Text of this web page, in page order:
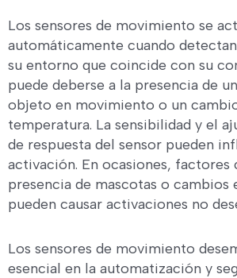
Los sensores de movimiento se
automáticamente cuando
su entorno que coincide con su
puede deberse a la presencia de
objeto en movimiento o un
temperatura. La sensibilidad y el
de respuesta del sensor pueden
activación. En ocasiones, factores
presencia de mascotas o cambios
pueden causar activaciones no
Los sensores de movimiento
esencial en la automatización y